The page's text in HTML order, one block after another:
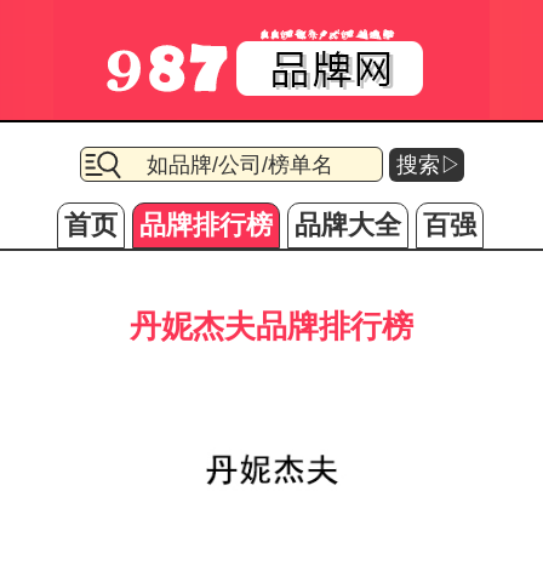
搜索▷
首页 品牌排行榜 品牌大全 百强
丹妮杰夫品牌排行榜